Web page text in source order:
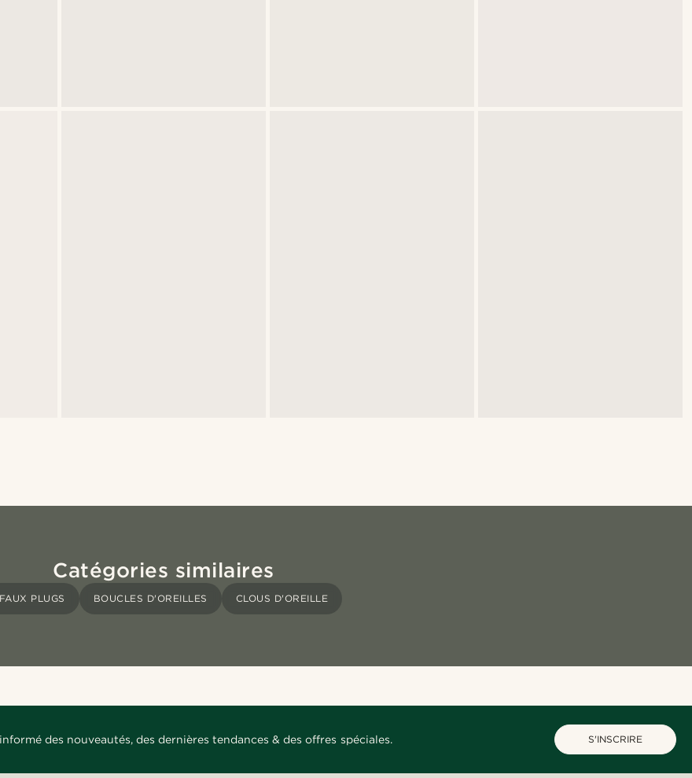
Catégories similaires
FAUX PLUGS BOUCLES D'OREILLES CLOUS D'OREILLE
des nouveautés, des dernières tendances & des offres spéciales. S'INSCRIRE